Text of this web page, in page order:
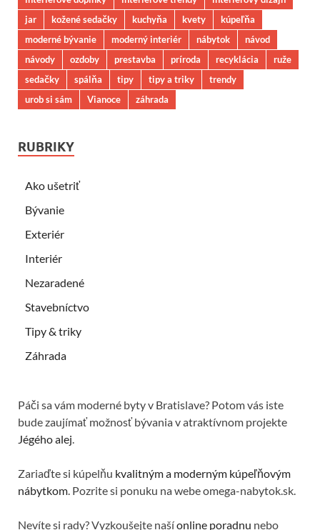
jar
kožené sedačky kuchyňa kvety
kúpeľňa
moderné bývanie
moderný interiér nábytok
návod
návody
ozdoby prestavba príroda recyklácia
ruže
sedačky
spálňa tipy tipy a triky
trendy
urob si sám
Vianoce záhrada
RUBRIKY
Ako ušetriť
Bývanie
Exteriér
Interiér
Nezaradené
Stavebníctvo
Tipy & triky
Záhrada
Páči sa vám moderné byty v Bratislave? Potom vás iste
bude zaujímať možnosť bývania v atraktívnom projekte
Jégého alej.
Zariaďte si kúpelňu kvalitným a moderným kúpeľňovým
nábytkom. Pozrite si ponuku na webe omega-nabytok.sk.
Nevíte si rady? Vyzkoušejte našíonline poradnu nebo